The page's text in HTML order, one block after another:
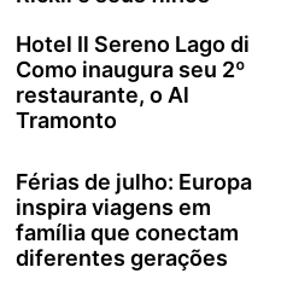
Hotel Il Sereno Lago di
Como inaugura seu 2º
restaurante, o Al
Tramonto
Férias de julho: Europa
inspira viagens em
família que conectam
diferentes gerações